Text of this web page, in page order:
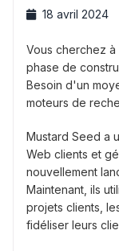
18 avril 2024
Vous cherchez à
phase de
Besoin d'un
moteurs de
Mustard Seed a
Web clients et
nouvellement
Maintenant, ils
projets clients,
fidéliser leurs